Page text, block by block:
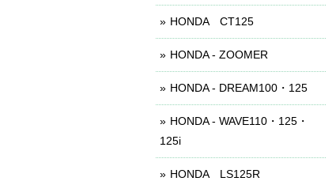
HONDA CT125
HONDA - ZOOMER
HONDA - DREAM100・125
HONDA - WAVE110・125・
125i
HONDA LS125R